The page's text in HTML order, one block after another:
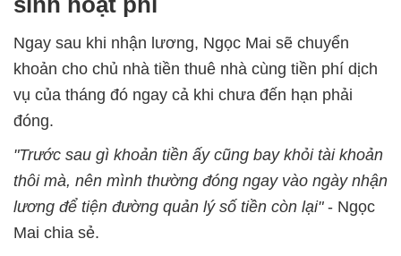
Ngay sau khi nhận lương, Ngọc Mai sẽ chuyển
khoản cho chủ nhà tiền thuê nhà cùng tiền phí dịch
vụ của tháng đó ngay cả khi chưa đến hạn phải
đóng.
"Trước sau gì khoản tiền ấy cũng bay khỏi tài khoản
thôi mà, nên mình thường đóng ngay vào ngày nhận
lương để tiện đường quản lý số tiền còn lại" - Ngọc
Mai chia sẻ.